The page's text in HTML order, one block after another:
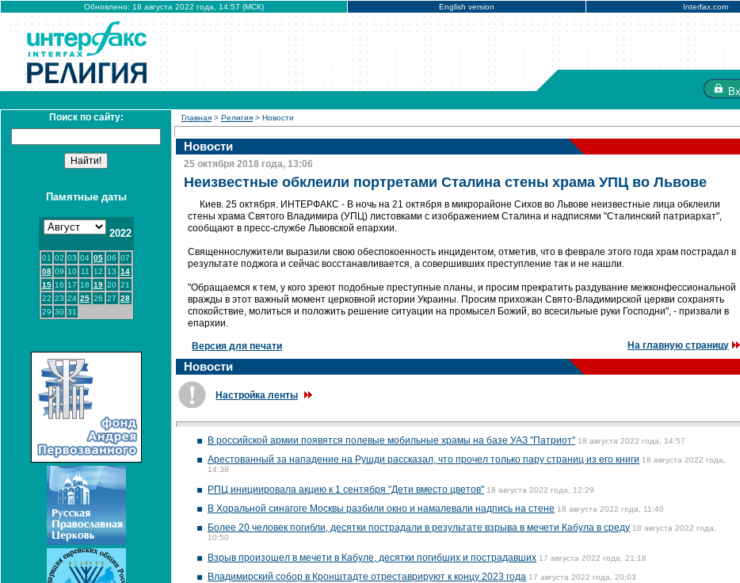
Обновлено: 18 августа 2022 года, 14:57 (МСК) English version Interfax.com
Поиск по сайту:
Памятные даты
2022
01 02 03 04 05 06 07
08 09 10 11 12 13 14
15 16 17 18 19 20 21
22 23 24 25 26 27 28
29 30 31
Главная > Религия > Новости
Новости
25 октября 2018 года, 13:06
Неизвестные обклеили портретами Сталина стены храма УПЦ во Львове
Киев. 25 октября. ИНТЕРФАКС - В ночь на 21 октября в микрорайоне Сихов во Львове неизвестные лица обклеили
стены храма Святого Владимира (УПЦ) листовками с изображением Сталина и надписями "Сталинский патриархат",
сообщают в пресс-службе Львовской епархии.
Священнослужители выразили свою обеспокоенность инцидентом, отметив, что в феврале этого года храм пострадал в
результате поджога и сейчас восстанавливается, а совершивших преступление так и не нашли.
"Обращаемся к тем, у кого зреют подобные преступные планы, и просим прекратить раздувание межконфессиональной
вражды в этот важный момент церковной истории Украины. Просим прихожан Свято-Владимирской церкви сохранять
спокойствие, молиться и положить решение ситуации на промысел Божий, во всесильные руки Господни", - призвали в
епархии.
Версия для печати На главную страницу
Новости
Настройка ленты
В российской армии появятся полевые мобильные храмы на базе УАЗ "Патриот" 18 августа 2022 года, 14:57
Арестованный за нападение на Рушди рассказал, что прочел только пару страниц из его книги 18 августа 2022 года,
14:38
РПЦ инициировала акцию к 1 сентября "Дети вместо цветов" 18 августа 2022 года, 12:29
В Хоральной синагоге Москвы разбили окно и намалевали надпись на стене 18 августа 2022 года, 11:40
Более 20 человек погибли, десятки пострадали в результате взрыва в мечети Кабула в среду 18 августа 2022 года,
10:50
Взрыв произошел в мечети в Кабуле, десятки погибших и пострадавших 17 августа 2022 года, 21:18
Владимирский собор в Кронштадте отреставрируют к концу 2023 года 17 августа 2022 года, 20:03